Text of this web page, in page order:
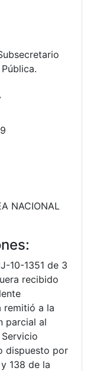
NACIONAL
10-1351 de 3
recibido
remitió a la
parcial al
dispuesto por
138 de la